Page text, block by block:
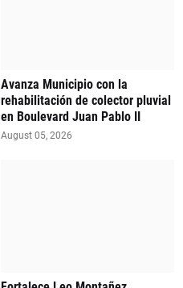
Avanza Municipio con la
rehabilitación de colector pluvial
en Boulevard Juan Pablo II
August 05, 2026